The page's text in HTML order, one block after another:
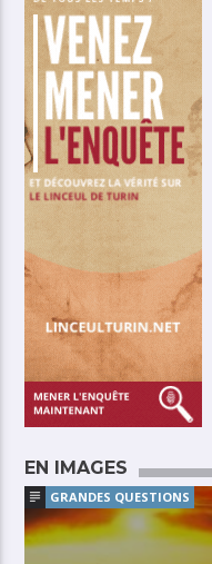
EN IMAGES
GRANDES QUESTIONS